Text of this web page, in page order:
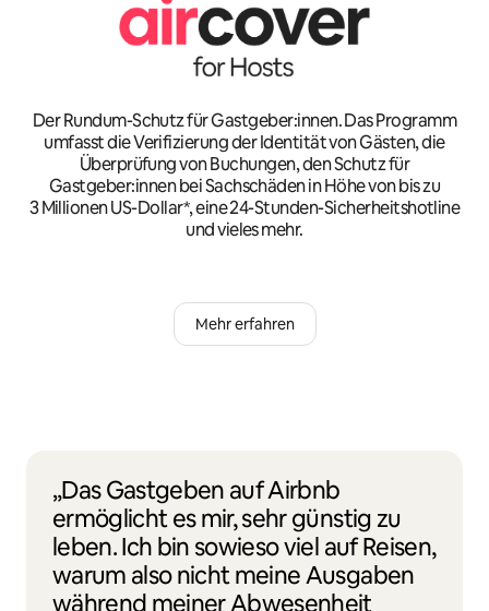
Der Rundum-Schutz für Gastgeber:innen. Das Programm
umfasst die Verifizierung der Identität von Gästen, die
Überprüfung von Buchungen, den Schutz für
Gastgeber:innen bei Sachschäden in Höhe von bis zu
3 Millionen US-Dollar*, eine 24-Stunden-Sicherheitshotline
und vieles mehr.
Mehr erfahren
„Das Gastgeben auf Airbnb
ermöglicht es mir, sehr günstig zu
leben. Ich bin sowieso viel auf Reisen,
warum also nicht meine Ausgaben
während meiner Abwesenheit